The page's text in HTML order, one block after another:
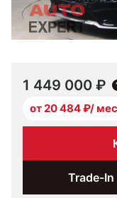
1 449 000 ₽
от 20 484 ₽/
Trade-In